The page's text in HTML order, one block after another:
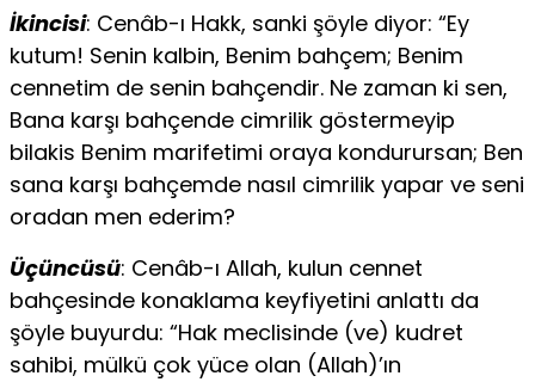
İkincisi: Cenâb-ı Hakk, sanki şöyle diyor: “Ey
kutum! Senin kalbin, Benim bahçem; Benim
cennetim de senin bahçendir. Ne zaman ki sen,
Bana karşı bahçende cimrilik göstermeyip
bilakis Benim marifetimi oraya kondurursan; Ben
sana karşı bahçemde nasıl cimrilik yapar ve seni
oradan men ederim?
Üçüncüsü: Cenâb-ı Allah, kulun cennet
bahçesinde konaklama keyfiyetini anlattı da
şöyle buyurdu: “Hak meclisinde (ve) kudret
sahibi, mülkü çok yüce olan (Allah)’ın